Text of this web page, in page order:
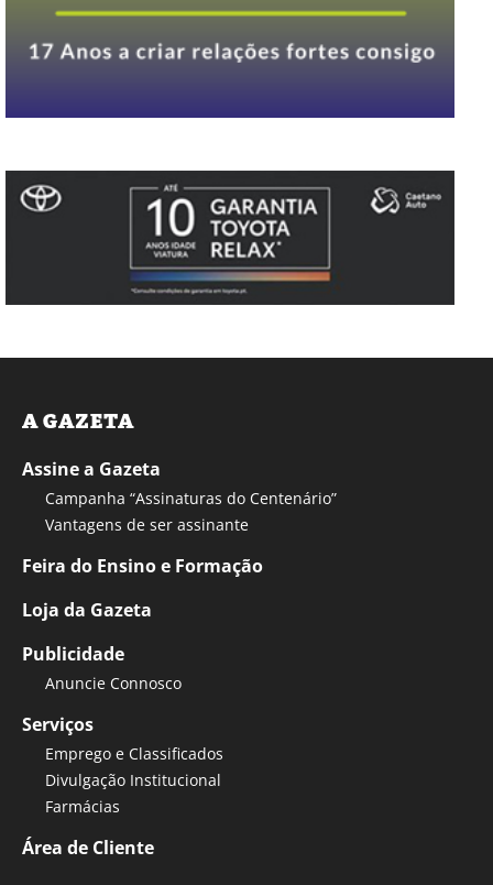
A GAZETA
Assine a Gazeta
Campanha “Assinaturas do Centenário”
Vantagens de ser assinante
Feira do Ensino e Formação
Loja da Gazeta
Publicidade
Anuncie Connosco
Serviços
Emprego e Classificados
Divulgação Institucional
Farmácias
Área de Cliente